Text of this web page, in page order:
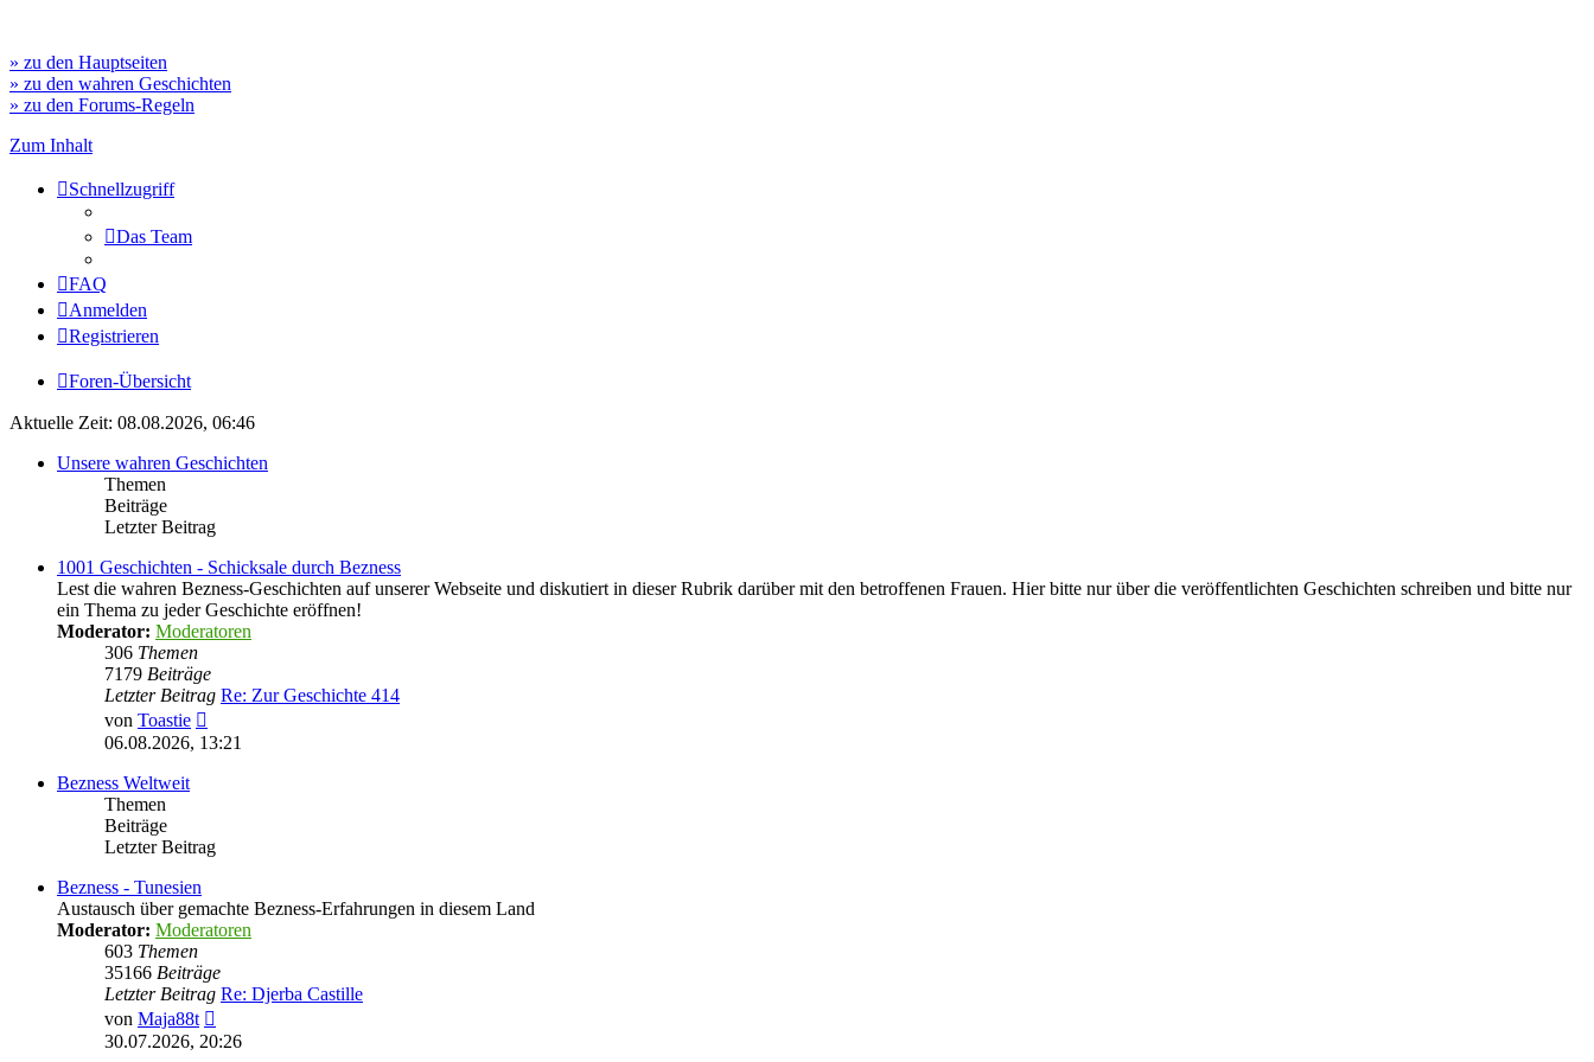
» zu den Hauptseiten
» zu den wahren Geschichten
» zu den Forums-Regeln
Zum Inhalt
Schnellzugriff
Das Team
FAQ
Anmelden
Registrieren
Foren-Übersicht
Aktuelle Zeit: 08.08.2026, 06:46
Unsere wahren Geschichten
Themen
Beiträge
Letzter Beitrag
1001 Geschichten - Schicksale durch Bezness
Lest die wahren Bezness-Geschichten auf unserer Webseite und diskutiert in dieser Rubrik darüber mit den betroffenen Frauen. Hier bitte nur über die veröffentlichten Geschichten schreiben und bitte nur
ein Thema zu jeder Geschichte eröffnen!
Moderator: Moderatoren
306 Themen
7179 Beiträge
Letzter Beitrag Re: Zur Geschichte 414
von Toastie
Beitrag
06.08.2026, 13:21
Bezness Weltweit
Themen
Beiträge
Letzter Beitrag
Bezness - Tunesien
Austausch über gemachte Bezness-Erfahrungen in diesem Land
Moderator: Moderatoren
603 Themen
35166 Beiträge
Letzter Beitrag Re: Djerba Castille
von Maja88t
Beitrag
30.07.2026, 20:26